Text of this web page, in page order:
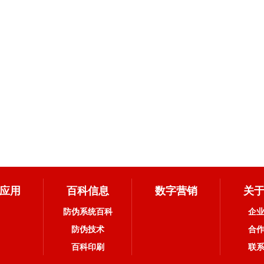
用 百科信息
防伪系统百科
防伪技术
百科印刷
数字营销 关
企
合
联